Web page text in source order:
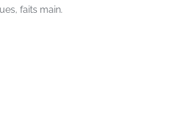
faits main.